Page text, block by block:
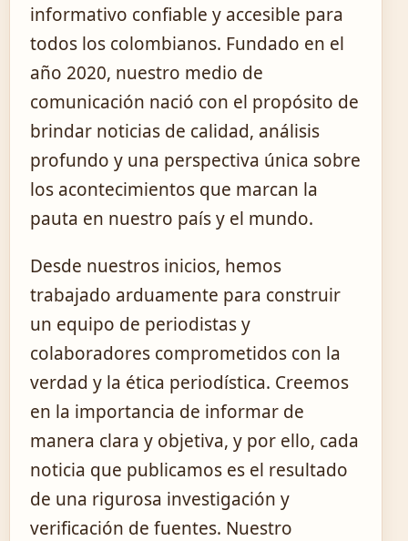
informativo confiable y accesible para
todos los colombianos. Fundado en el
año 2020, nuestro medio de
comunicación nació con el propósito de
brindar noticias de calidad, análisis
profundo y una perspectiva única sobre
los acontecimientos que marcan la
pauta en nuestro país y el mundo.
Desde nuestros inicios, hemos
trabajado arduamente para construir
un equipo de periodistas y
colaboradores comprometidos con la
verdad y la ética periodística. Creemos
en la importancia de informar de
manera clara y objetiva, y por ello, cada
noticia que publicamos es el resultado
de una rigurosa investigación y
verificación de fuentes. Nuestro